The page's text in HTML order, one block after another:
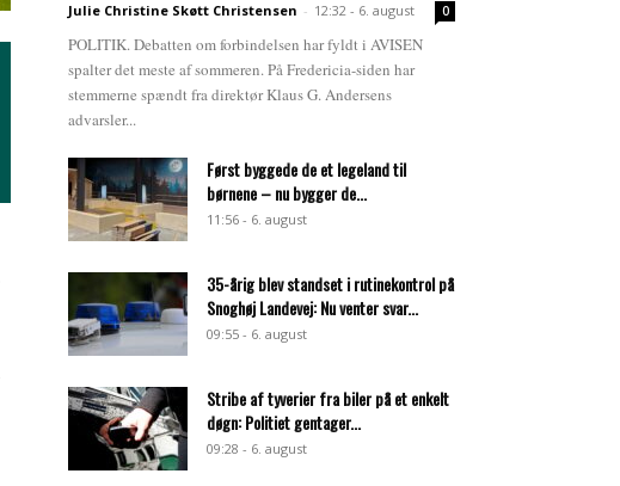
Julie Christine Skøtt Christensen - 12:32 - 6. august 0
POLITIK. Debatten om forbindelsen har fyldt i AVISEN
spalter det meste af sommeren. På Fredericia-siden har
stemmerne spændt fra direktør Klaus G. Andersens
advarsler...
Først byggede de et legeland til
børnene – nu bygger de...
11:56 - 6. august
35-årig blev standset i rutinekontrol på
Snoghøj Landevej: Nu venter svar...
09:55 - 6. august
Stribe af tyverier fra biler på et enkelt
døgn: Politiet gentager...
09:28 - 6. august